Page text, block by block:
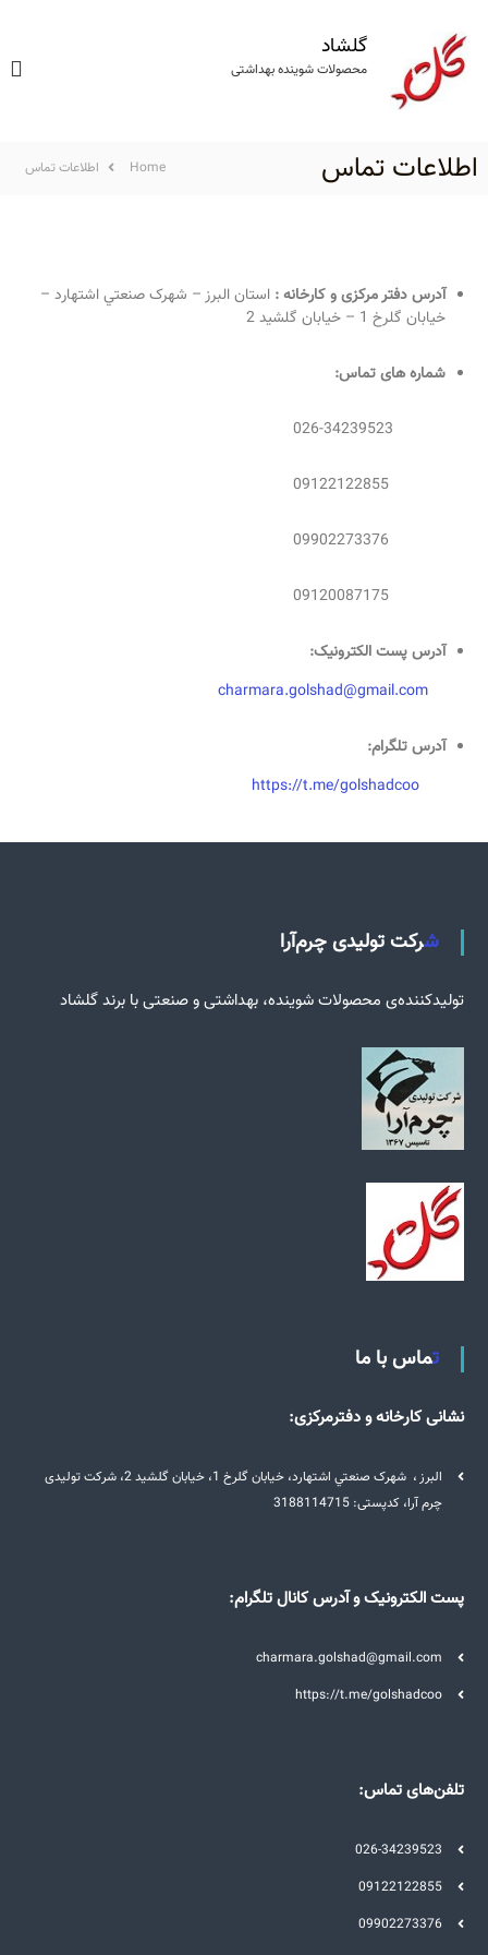
گلشاد
محصولات شوینده بهداشتی
اطلاعات تماس Home اطلاعات تماس
آدرس دفتر مرکزی و کارخانه : استان البرز – شهرک صنعتي اشتهارد –
خيابان گلرخ 1 – خيابان گلشيد 2
شماره های تماس:
آدرس پست الکترونیک:
charmara.golshad@gmail.com
آدرس تلگرام:
https://t.me/golshadcoo
شرکت تولیدی چرم‌آرا
تولید‌کننده‌ی محصولات شوینده، بهداشتی و صنعتی با برند گلشاد
تماس با ما
نشانی کارخانه و دفترمرکزی:
البرز ، شهرک صنعتي اشتهارد، خيابان گلرخ 1، خيابان گلشيد 2، شرکت تولیدی
چرم آرا، کدپستی: 3188114715
پست الکترونیک و آدرس کانال تلگرام:
charmara.golshad@gmail.com
https://t.me/golshadcoo
تلفن‌های تماس:
026-34239523
09122122855
09902273376